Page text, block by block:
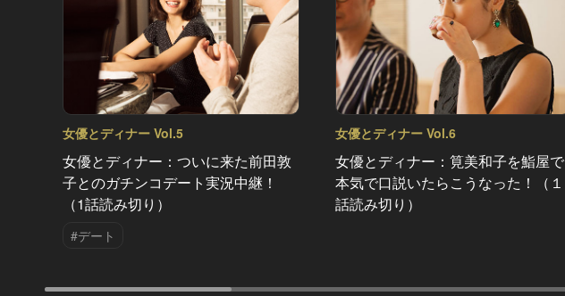
女優とディナー Vol.5
女優とディナー：ついに来た前田敦
子とのガチンコデート実況中継！
（1話読み切り）
#デート
女優とディナー Vol.6
女優とディナー：筧美和子を鮨屋で
本気で口説いたらこうなった！（１
話読み切り）